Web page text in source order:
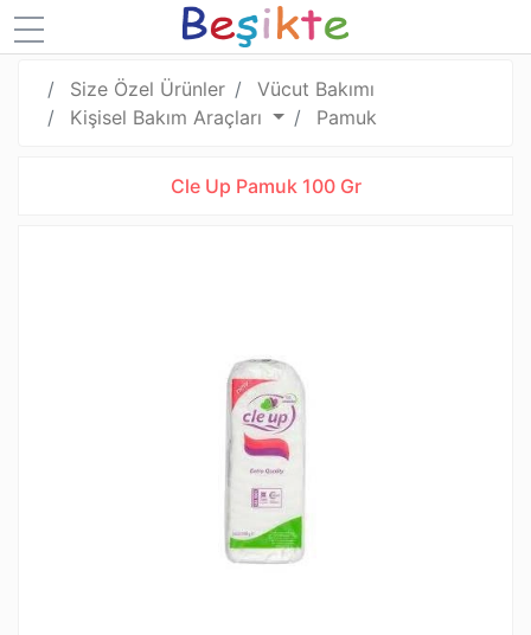
Size Özel Ürünler
Vücut Bakımı
Kişisel Bakım Araçları
Pamuk
Cle Up Pamuk 100 Gr